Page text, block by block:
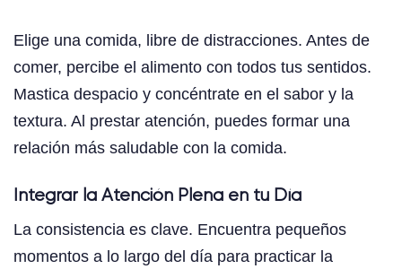
Elige una comida, libre de distracciones. Antes de
comer, percibe el alimento con todos tus sentidos.
Mastica despacio y concéntrate en el sabor y la
textura. Al prestar atención, puedes formar una
relación más saludable con la comida.
Integrar la Atención Plena en tu Día
La consistencia es clave. Encuentra pequeños
momentos a lo largo del día para practicar la